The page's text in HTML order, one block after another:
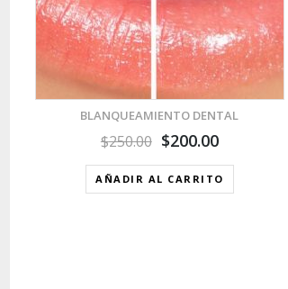
BLANQUEAMIENTO DENTAL
$250.00 $200.00
AÑADIR AL CARRITO